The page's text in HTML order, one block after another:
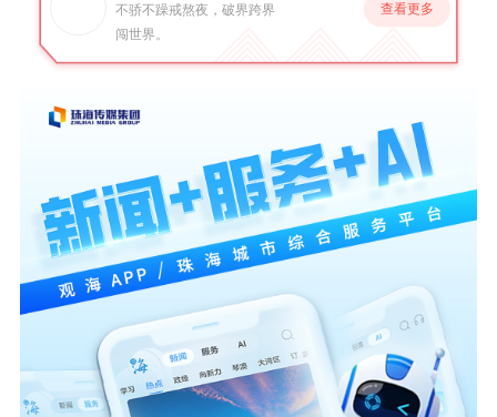
不骄不躁戒熬夜，破界跨界
闯世界。
查看更多